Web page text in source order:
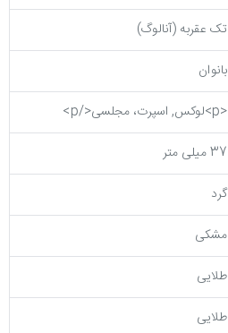
تک عقربه (آنالوگ)
بانوان
<p>لوکس, اسپرت، مجلسی</p>
37 میلی متر
گرد
مشکی
طلایی
طلایی